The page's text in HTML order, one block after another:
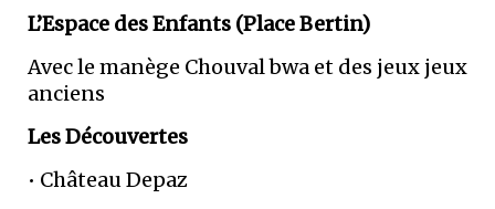
L’Espace des Enfants (Place Bertin)
Avec le manège Chouval bwa et des jeux jeux
anciens
Les Découvertes
• Château Depaz